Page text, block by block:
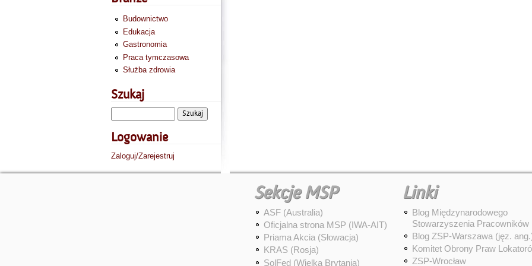
Budownictwo
Edukacja
Gastronomia
Praca tymczasowa
Służba zdrowia
Szukaj
Logowanie
Zaloguj/Zarejestruj
Sekcje MSP
ASF (Australia)
Oficjalna strona MSP (IWA-AIT)
Priama Akcia (Słowacja)
KRAS (Rosja)
SolFed (Wielka Brytania)
Linki
Blog Międzynarodowego
Stowarzyszenia Pracowników
Blog ZSP-Warszawa (jęz.
Komitet Obrony Praw
ZSP-Wrocław